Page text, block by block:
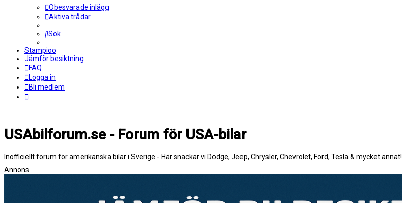
Obesvarade inlägg
Aktiva trådar
Sök
Stampioo
Jämför besiktning
FAQ
Logga in
Bli medlem
USAbilforum.se - Forum för USA-bilar
Inofficiellt forum för amerikanska bilar i Sverige - Här snackar vi Dodge, Jeep, Chrysler, Chevrolet, Ford, Tesla & mycket annat!
Annons